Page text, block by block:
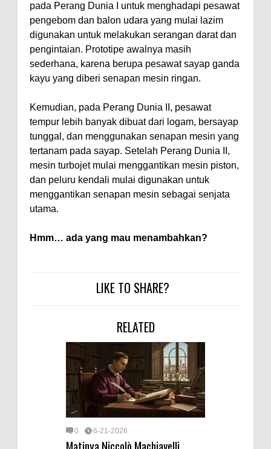
pada Perang Dunia I untuk menghadapi pesawat
pengebom dan balon udara yang mulai lazim
digunakan untuk melakukan serangan darat dan
pengintaian. Prototipe awalnya masih
sederhana, karena berupa pesawat sayap ganda
kayu yang diberi senapan mesin ringan.
Kemudian, pada Perang Dunia II, pesawat
tempur lebih banyak dibuat dari logam, bersayap
tunggal, dan menggunakan senapan mesin yang
tertanam pada sayap. Setelah Perang Dunia II,
mesin turbojet mulai menggantikan mesin piston,
dan peluru kendali mulai digunakan untuk
menggantikan senapan mesin sebagai senjata
utama.
Hmm… ada yang mau menambahkan?
LIKE TO SHARE?
RELATED
0 6-21-2026
Matinya Niccolò Machiavelli,